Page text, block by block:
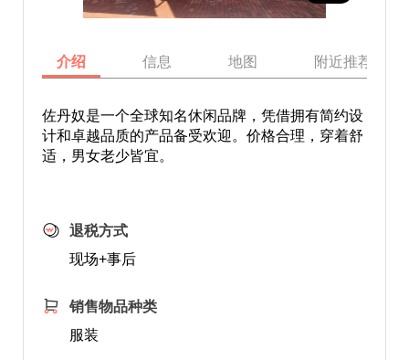
介绍 信息 地图 附近推荐景点
佐丹奴是一个全球知名休闲品牌，凭借拥有简约设
计和卓越品质的产品备受欢迎。价格合理，穿着舒
适，男女老少皆宜。
退税方式
现场+事后
销售物品种类
服装